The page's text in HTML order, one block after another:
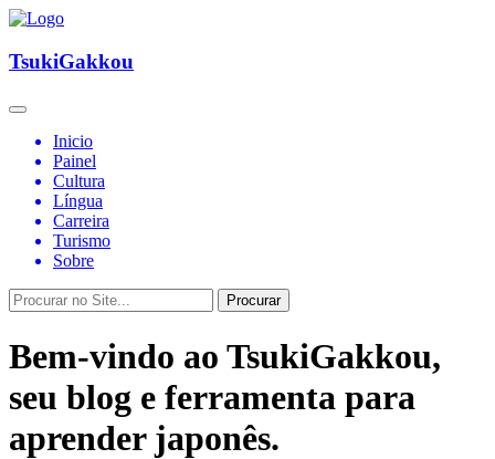
TsukiGakkou
Inicio
Painel
Cultura
Língua
Carreira
Turismo
Sobre
Procurar
Bem-vindo ao TsukiGakkou,
seu blog e ferramenta para
aprender japonês.